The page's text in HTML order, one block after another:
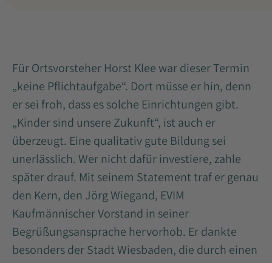
Für Ortsvorsteher Horst Klee war dieser Termin
„keine Pflichtaufgabe“. Dort müsse er hin, denn
er sei froh, dass es solche Einrichtungen gibt.
„Kinder sind unsere Zukunft“, ist auch er
überzeugt. Eine qualitativ gute Bildung sei
unerlässlich. Wer nicht dafür investiere, zahle
später drauf. Mit seinem Statement traf er genau
den Kern, den Jörg Wiegand, EVIM
Kaufmännischer Vorstand in seiner
Begrüßungsansprache hervorhob. Er dankte
besonders der Stadt Wiesbaden, die durch einen